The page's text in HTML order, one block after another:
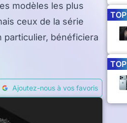
modèles les plus
ceux de la série
particulier, bénéficiera
Ajoutez-nous à vos favoris
TOP
TOP